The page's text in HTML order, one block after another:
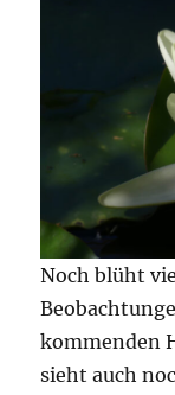
Noch blüht
kommenden
sieht auch